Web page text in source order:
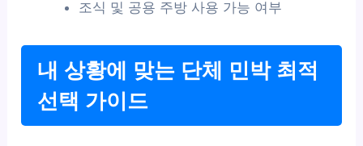
조식 및 공용 주방 사용 가능 여부
내 상황에 맞는 단체 민박 최적
선택 가이드